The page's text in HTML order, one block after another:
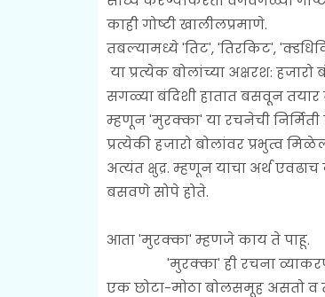
काही गोष्टी खालीलप्रमाणे.
तबल्यामध्ये 'तिट', 'तिरकिट',
या प्रत्येक बोलांच्या अक्षरश:
सगळ्या बंदिशी हातात बसवून
म्हणून 'मुरक्का' या रचनेची
प्रत्येकी हजारो बोलांवर प्रभुत्व
अत्यंत क्षुद्र. म्हणून याचा अर्थ
बसवणे सोपे होते.
आता 'मुरक्का' म्हणजे काय ते पाहू.
'मुरक्का' ही रचना
एक छोटा-मोठा बोलसमूह असतो व